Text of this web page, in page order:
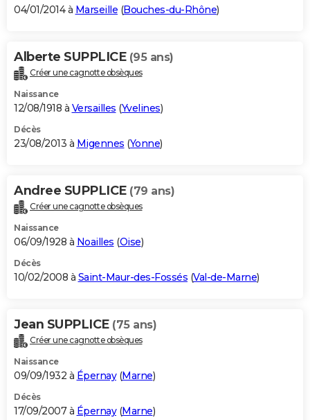
04/01/2014 à Marseille (Bouches-du-Rhône)
Alberte SUPPLICE (95 ans)
Créer une cagnotte obsèques
Naissance
12/08/1918 à Versailles (Yvelines)
Décès
23/08/2013 à Migennes (Yonne)
Andree SUPPLICE (79 ans)
Créer une cagnotte obsèques
Naissance
06/09/1928 à Noailles (Oise)
Décès
10/02/2008 à Saint-Maur-des-Fossés (Val-de-Marne)
Jean SUPPLICE (75 ans)
Créer une cagnotte obsèques
Naissance
09/09/1932 à Épernay(Marne)
Décès
17/09/2007 à Épernay(Marne)